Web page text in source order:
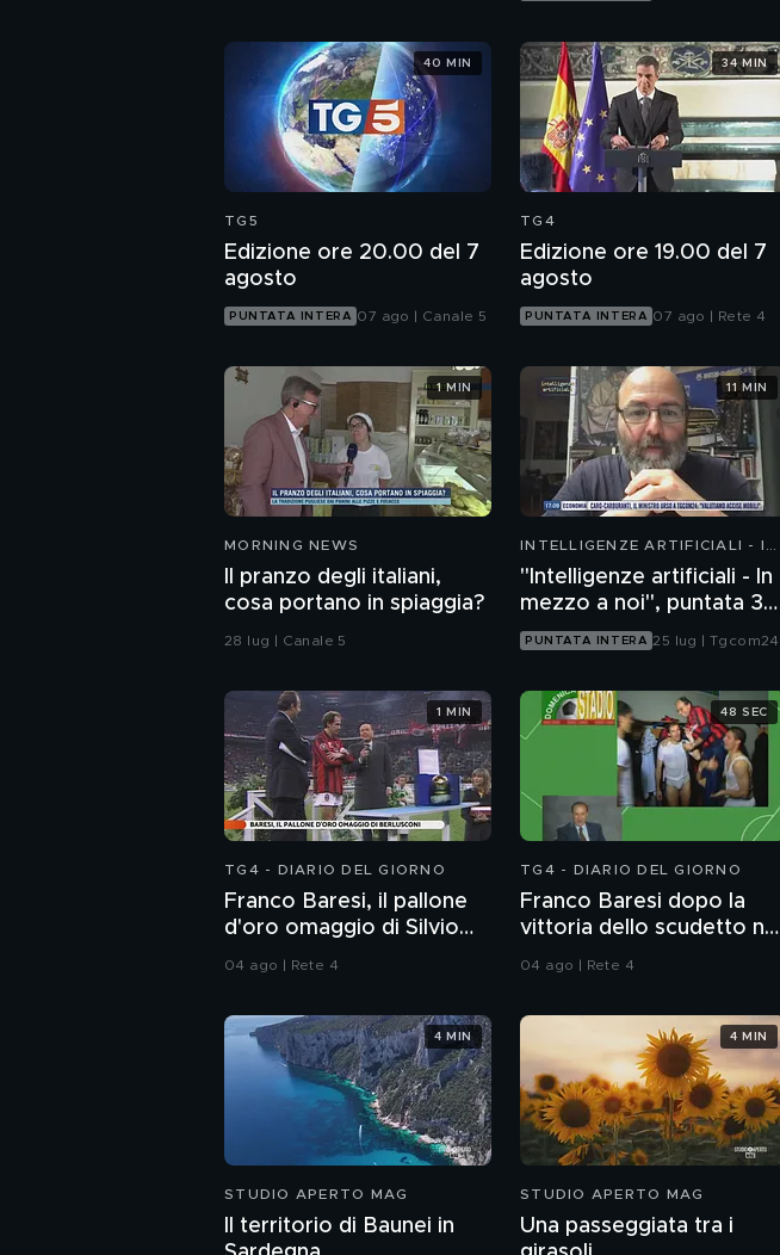
TG5
Edizione ore 20.00 del 7
agosto
PUNTATA INTERA 07 ago | Canale 5
40 MIN
TG4
Edizione ore 19.00 del 7
agosto
PUNTATA INTERA 07 ago | Rete 4
34 MIN
MORNING NEWS
Il pranzo degli italiani,
cosa portano in spiaggia?
28 lug | Canale 5
1 MIN
INTELLIGENZE ARTIFICIALI - IN
"Intelligenze artificiali - In
mezzo a noi", puntata 35:
il progetto Glasswing
PUNTATA INTERA 25 lug | Tgcom24
11 MIN
TG4 - DIARIO DEL GIORNO
Franco Baresi, il pallone
d'oro omaggio di Silvio
Berlusconi
04 ago | Rete 4
1 MIN
TG4 - DIARIO DEL GIORNO
Franco Baresi dopo la
vittoria dello scudetto nel
04 ago | Rete 4
48 SEC
STUDIO APERTO MAG
Il territorio di Baunei in
4 MIN
STUDIO APERTO MAG
Una passeggiata tra i
4 MIN